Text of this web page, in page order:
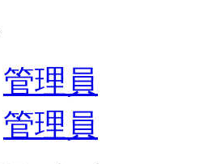
管理員
管理員